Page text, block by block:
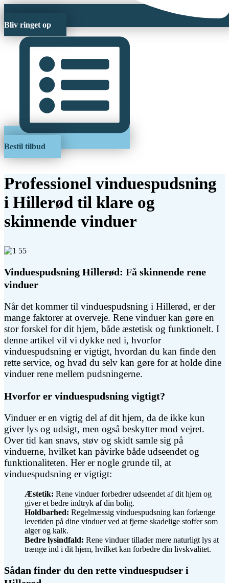
Bliv ringet op
Bestil tilbud
Professionel vinduespudsning
i Hillerød til klare og
skinnende vinduer
Vinduespudsning Hillerød: Få skinnende rene
vinduer
Når det kommer til vinduespudsning i Hillerød, er der
mange faktorer at overveje. Rene vinduer kan gøre en
stor forskel for dit hjem, både æstetisk og funktionelt. I
denne artikel vil vi dykke ned i, hvorfor
vinduespudsning er vigtigt, hvordan du kan finde den
rette service, og hvad du selv kan gøre for at holde dine
vinduer rene mellem pudsningerne.
Hvorfor er vinduespudsning vigtigt?
Vinduer er en vigtig del af dit hjem, da de ikke kun
giver lys og udsigt, men også beskytter mod vejret.
Over tid kan snavs, støv og skidt samle sig på
vinduerne, hvilket kan påvirke både udseendet og
funktionaliteten. Her er nogle grunde til, at
vinduespudsning er vigtigt:
Æstetik: Rene vinduer forbedrer udseendet af dit hjem og
giver et bedre indtryk af din bolig.
Holdbarhed: Regelmæssig vinduespudsning kan forlænge
levetiden på dine vinduer ved at fjerne skadelige stoffer som
alger og kalk.
Bedre lysindfald: Rene vinduer tillader mere naturligt lys at
trænge ind i dit hjem, hvilket kan forbedre din livskvalitet.
Sådan finder du den rette vinduespudser i